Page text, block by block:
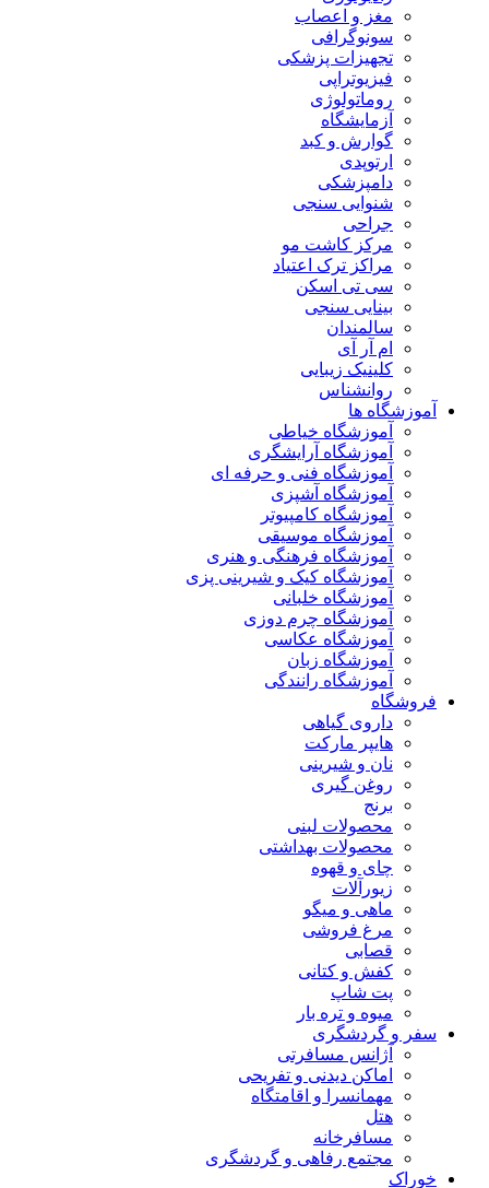
مغز و اعصاب
سونوگرافی
تجهیزات پزشکی
فیزیوتراپی
روماتولوژی
آزمایشگاه
گوارش و کبد
ارتوپدی
دامپزشکی
شنوایی سنجی
جراحی
مرکز کاشت مو
مراکز ترک اعتیاد
سی تی اسکن
بینایی سنجی
سالمندان
ام آر آی
کلینیک زیبایی
روانشناس
آموزشگاه ها
آموزشگاه خیاطی
آموزشگاه آرایشگری
آموزشگاه فنی و حرفه ای
آموزشگاه آشپزی
آموزشگاه کامپیوتر
آموزشگاه موسیقی
آموزشگاه فرهنگی و هنری
آموزشگاه کیک و شیرینی پزی
آموزشگاه خلبانی
آموزشگاه چرم دوزی
آموزشگاه عکاسی
آموزشگاه زبان
آموزشگاه رانندگی
فروشگاه
داروی گیاهی
هایپر مارکت
نان و شیرینی
روغن گیری
برنج
محصولات لبنی
محصولات بهداشتی
چای و قهوه
زیورآلات
ماهی و میگو
مرغ فروشی
قصابی
کفش و کتانی
پت شاپ
میوه و تره بار
سفر و گردشگری
آژانس مسافرتی
اماکن دیدنی و تفریحی
مهمانسرا و اقامتگاه
هتل
مسافرخانه
مجتمع رفاهی و گردشگری
خوراک